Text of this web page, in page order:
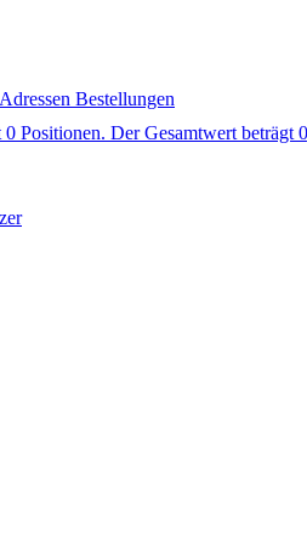
Adressen Bestellungen
Positionen. Der Gesamtwert beträgt